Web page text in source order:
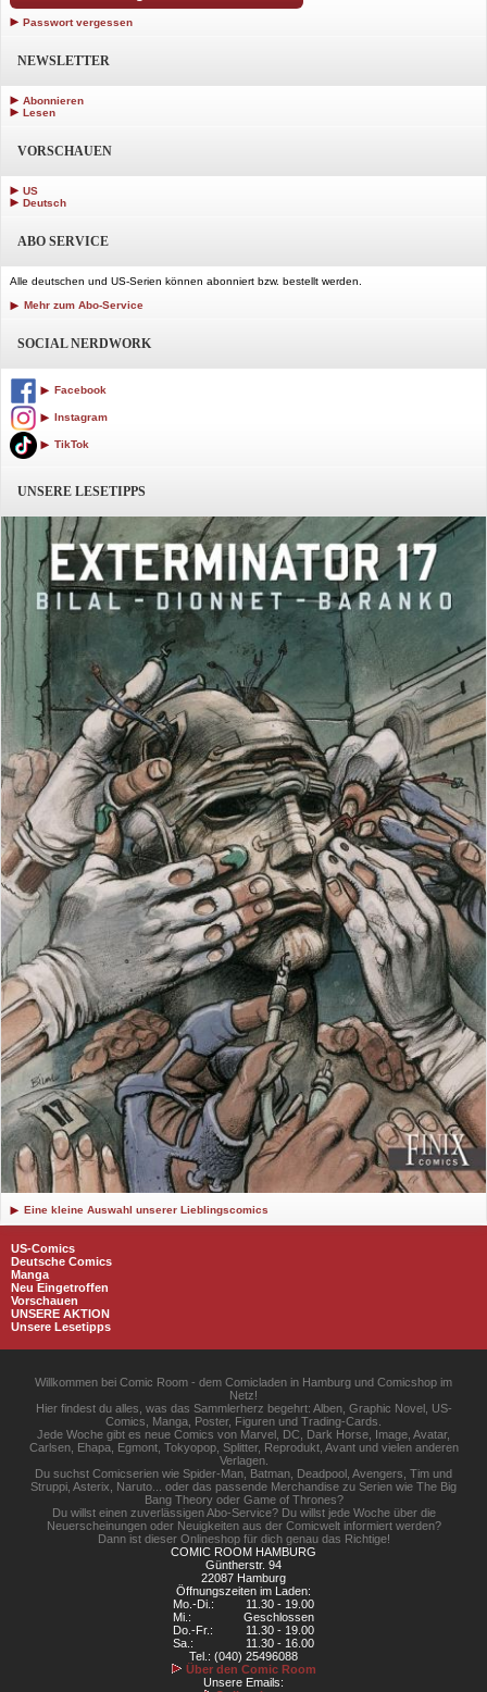
Passwort vergessen
NEWSLETTER
Abonnieren
Lesen
VORSCHAUEN
US
Deutsch
ABO SERVICE
Alle deutschen und US-Serien können abonniert bzw. bestellt werden.
Mehr zum Abo-Service
SOCIAL NERDWORK
Facebook
Instagram
TikTok
UNSERE LESETIPPS
Eine kleine Auswahl unserer Lieblingscomics
US-Comics
Deutsche Comics
Manga
Neu Eingetroffen
Vorschauen
UNSERE AKTION
Unsere Lesetipps
Willkommen bei Comic Room - dem Comicladen in Hamburg und Comicshop im
Netz!
Hier findest du alles, was das Sammlerherz begehrt: Alben, Graphic Novel, US-
Comics, Manga, Poster, Figuren und Trading-Cards.
Jede Woche gibt es neue Comics von Marvel, DC, Dark Horse, Image, Avatar,
Carlsen, Ehapa, Egmont, Tokyopop, Splitter, Reprodukt, Avant und vielen anderen
Verlagen.
Du suchst Comicserien wie Spider-Man, Batman, Deadpool, Avengers, Tim und
Struppi, Asterix, Naruto... oder das passende Merchandise zu Serien wie The Big
Bang Theory oder Game of Thrones?
Du willst einen zuverlässigen Abo-Service? Du willst jede Woche über die
Neuerscheinungen oder Neuigkeiten aus der Comicwelt informiert werden?
Dann ist dieser Onlineshop für dich genau das Richtige!
COMIC ROOM HAMBURG
Güntherstr. 94
22087 Hamburg
Öffnungszeiten im Laden:
Mo.-Di.:
11.30 - 19.00
Mi.:
Geschlossen
Do.-Fr.:
11.30 - 19.00
Sa.:
11.30 - 16.00
Tel.: (040) 25496088
Über den Comic Room
Unsere Emails: